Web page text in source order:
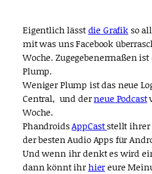
Eigentlich lässtdie Grafik so
mit was uns Facebook
Woche. Zugegebenermaßen
Plump.
Weniger Plump ist das neue
Central, und derneue Podcast
Woche.
PhandroidsAppCaststellt ihrer
der besten Audio Apps für
Und wenn ihr denkt es wird
dann könnt ihrhiereure